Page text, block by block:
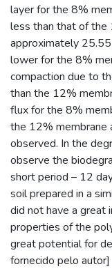
layer for the 8%
less than that of the
approximately
lower for the 8%
compaction due to
than the 12%
flux for the 8%
the 12%
observed. In the
observe the
short period – 12
soil prepared in a
did not have a great
properties of the
great potential for
fornecido pelo autor]